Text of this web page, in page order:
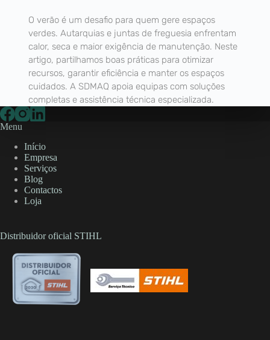
O verão é um desafio para quem gere espaços
verdes. Autarquias e juntas de freguesia enfrentam
calor, seca e maior exigência de manutenção. Neste
artigo, partilhamos boas práticas para otimizar
recursos, garantir eficiência e manter os espaços
cuidados. A SDMAQ apoia equipas com soluções
completas e assistência técnica especializada.
Menu
Início
Empresa
Serviços
Blog
Contactos
Loja
Distribuidor oficial STIHL